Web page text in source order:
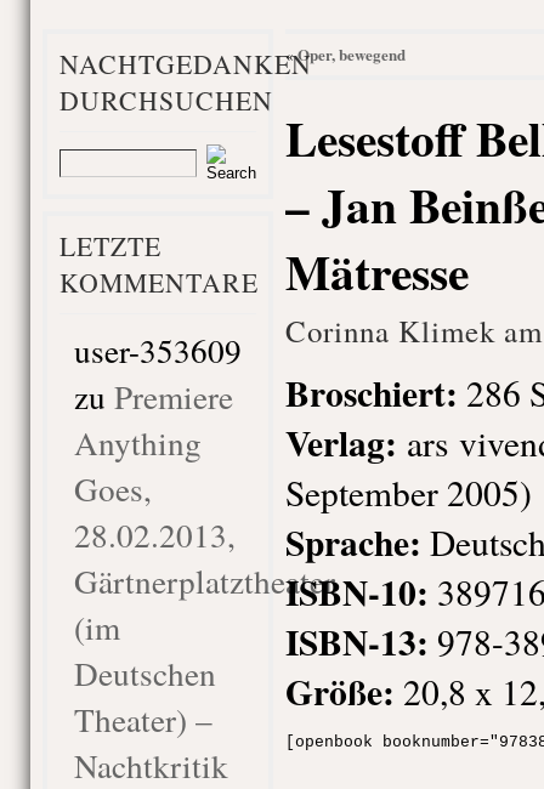
NACHTGEDANKEN
DURCHSUCHEN
LETZTE
KOMMENTARE
user-353609
zu Premiere
Anything
Goes,
28.02.2013,
Gärtnerplatztheater
(im
Deutschen
Theater) –
Nachtkritik
«Oper, bewegend
Lesestoff
– Jan
Mätresse
Corinna Klimek
Broschiert: 286
Verlag: ars
September 2005)
Sprache:
ISBN-10:
ISBN-13: 978-
Größe: 20,8 x
[openbook